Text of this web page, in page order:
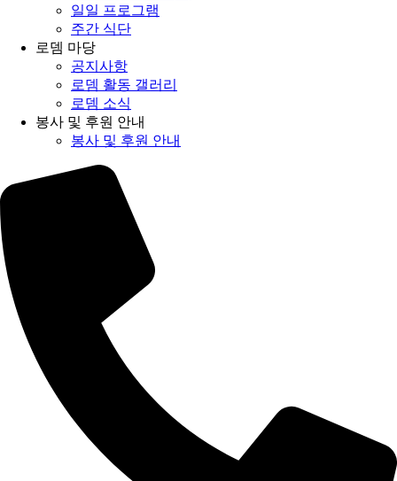
일일 프로그램
주간 식단
로뎀 마당
공지사항
로뎀 활동 갤러리
로뎀 소식
봉사 및 후원 안내
봉사 및 후원 안내